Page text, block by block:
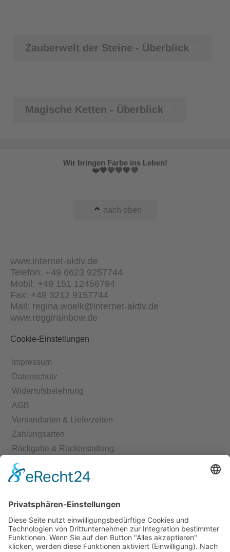
Zauberwelt der Steine - Überblick
Magische Ketten - Überblick
Wir bringen Farbe ins Leben!
❤️🧡💛💚💙💜
nach oben
www.internet-aktiv.de
Telefon: +49 6623 9257744
Mobil: +49 151 12456794
Fax: +49 3212 9157744
Mail: regina.woelk@internet-aktiv.de
www.reggirainbow.de
Cookie-Einstellungen
Impressum
Datenschutz
Widerrufsbelehrung
AGB
Versandarten & Lieferzeiten
Zahlungsarten
Rückgabe & Rückerstattung
Echtheit von Bewertungen
Kontakt
Shop
Mein Konto
Warenkorb